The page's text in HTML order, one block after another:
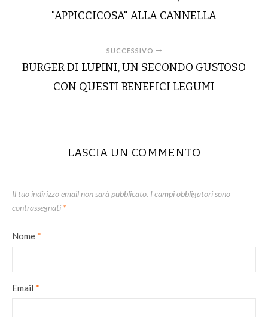
"APPICCICOSA" ALLA CANNELLA
SUCCESSIVO
BURGER DI LUPINI, UN SECONDO GUSTOSO
CON QUESTI BENEFICI LEGUMI
LASCIA UN COMMENTO
Il tuo indirizzo email non sarà pubblicato. I campi obbligatori sono
contrassegnati *
Nome *
Email *